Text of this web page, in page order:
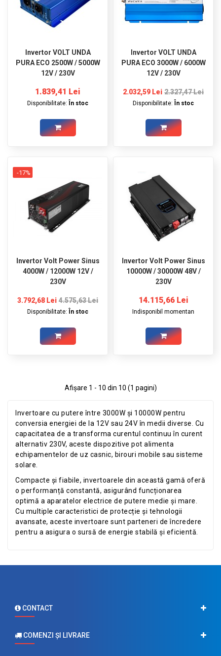
Invertor VOLT UNDA
PURA ECO 2500W / 5000W
12V / 230V
1.839,41 Lei
Disponibilitate: În stoc
Invertor VOLT UNDA
PURA ECO 3000W / 6000W
12V / 230V
2.032,59 Lei 2.327,47 Lei
Disponibilitate: În stoc
-17%
Invertor Volt Power Sinus
4000W / 12000W 12V /
230V
3.792,68 Lei 4.575,63 Lei
Disponibilitate: În stoc
Invertor Volt Power Sinus
10000W / 30000W 48V /
230V
14.115,66 Lei
Indisponibil momentan
Afişare 1 - 10 din 10 (1 pagini)
Invertoare cu putere între 3000W și 10000W pentru
conversia energiei de la 12V sau 24V în medii diverse. Cu
capacitatea de a transforma curentul continuu în curent
alternativ 230V, aceste dispozitive pot alimenta
echipamentelor de uz casnic, birouri mobile sau sisteme
solare.
Compacte și fiabile, invertoarele din această gamă oferă
o performanță constantă, asigurând funcționarea
optimă a aparatelor electrice de putere medie și mare.
Cu multiple caracteristici de protecție și tehnologii
avansate, aceste invertoare sunt parteneri de încredere
pentru a asigura o sursă de energie stabilă și eficientă.
CONTACT
COMENZI ŞI LIVRARE